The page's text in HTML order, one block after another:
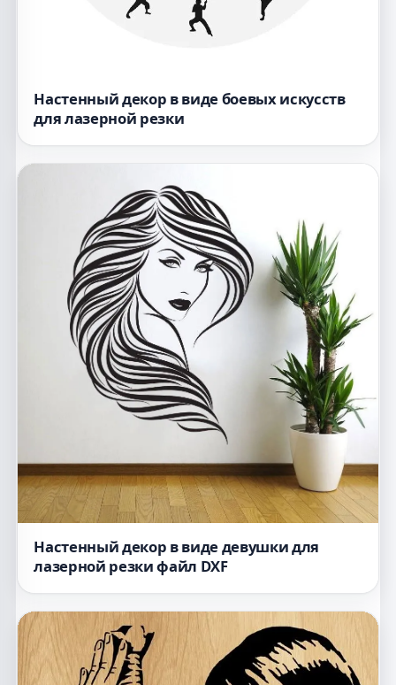
Настенный декор в виде боевых искусств
для лазерной резки
Настенный декор в виде девушки для
лазерной резки файл DXF